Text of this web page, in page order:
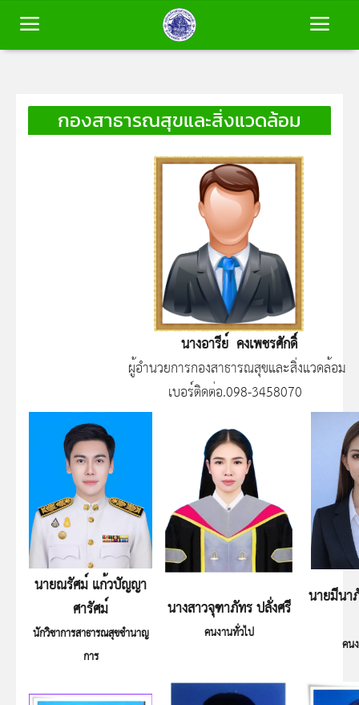
หน้าหลัก
การประเมินคุณธรรมและความโปร่งใส
กองสาธารณสุขและสิ่งแวดล้อม
นางอารีย์ คงเพชรศักดิ์
ผู้อำนวยการกองสาธารณสุขและสิ่งแวดล้อม
เบอร์ติดต่อ.098-3458070
นายณรัศม์ แก้วปัญญา
ศารัศม์
นักวิชาการสาธารณสุขชำนาญ
การ
นางสาวจุฑาภัทร ปลั่งศรี
คนงานทั่วไป
นายมีน
คน